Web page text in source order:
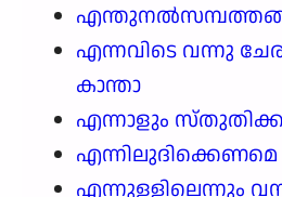
എന്നവിടെ വന്നു
കാന്താ
എന്നാളും
എന്നുള്ളിലെന്നും